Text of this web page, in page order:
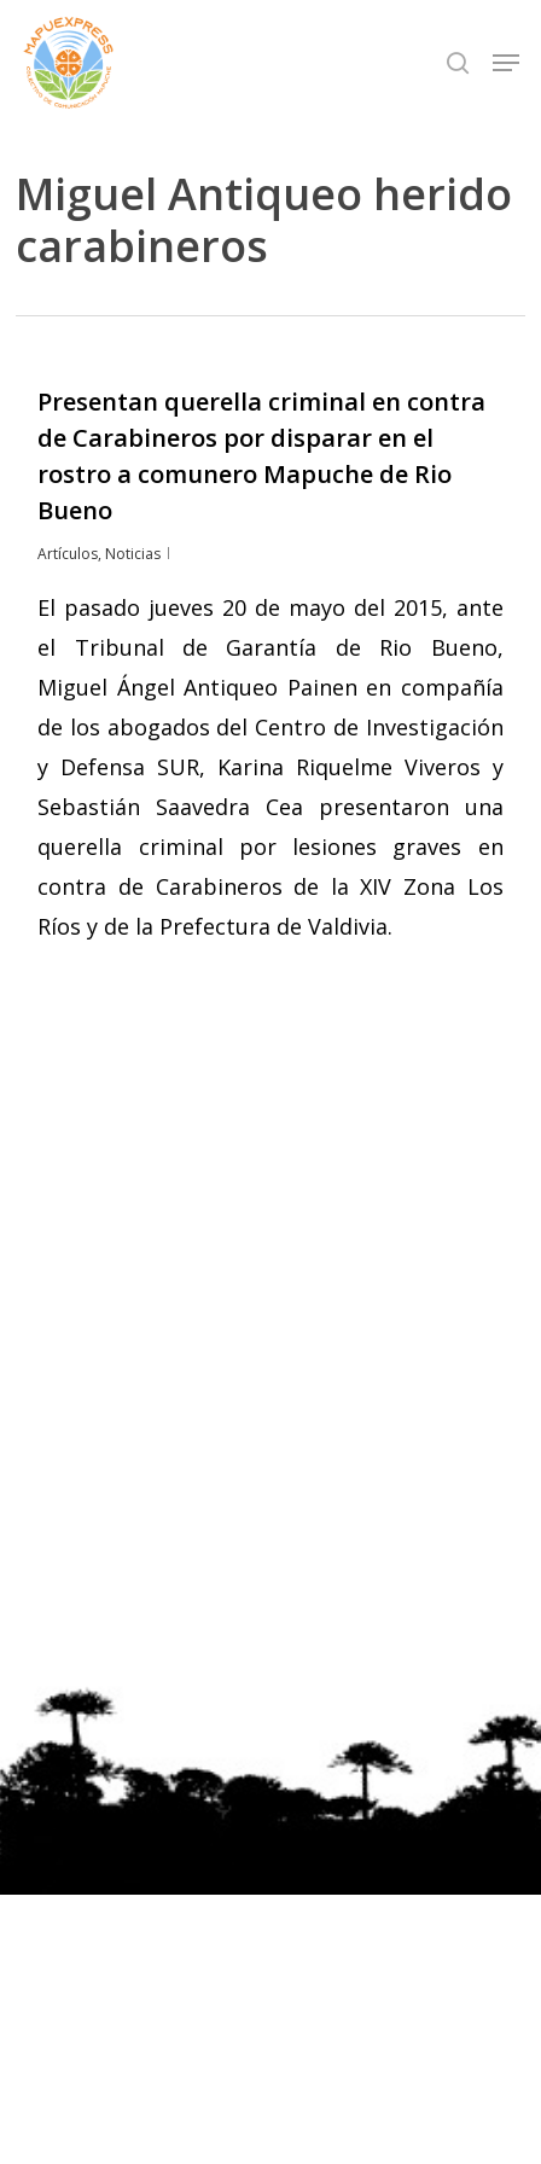
Skip
main
search
Miguel Antiqueo herido
carabineros
Presentan querella criminal en contra
de Carabineros por disparar en el
rostro a comunero Mapuche de Rio
Bueno
Artículos, Noticias
El pasado jueves 20 de mayo del 2015, ante
el Tribunal de Garantía de Rio Bueno,
Miguel Ángel Antiqueo Painen en compañía
de los abogados del Centro de Investigación
y Defensa SUR, Karina Riquelme Viveros y
Sebastián Saavedra Cea presentaron una
querella criminal por lesiones graves en
contra de Carabineros de la XIV Zona Los
Ríos y de la Prefectura de Valdivia.
Close